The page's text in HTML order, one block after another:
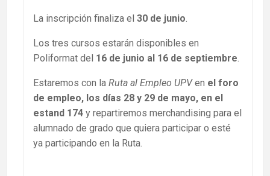
La inscripción finaliza el 30 de junio.
Los tres cursos estarán disponibles en
Poliformat del 16 de junio al 16 de septiembre.
Estaremos con la Ruta al Empleo UPVen el foro
de empleo, los días 28 y 29 de mayo, en el
estand 174 y repartiremos merchandising para el
alumnado de grado que quiera participar o esté
ya participando en la Ruta.